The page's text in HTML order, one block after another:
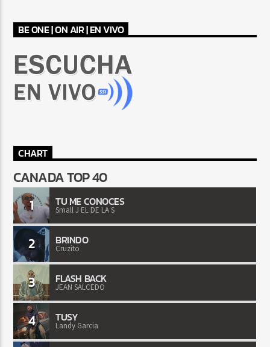
BE ONE | ON AIR | EN VIVO
CHART
CANADA TOP 40
1 TU ME CONOCES
Small J EL DE LA S
2 BRINDO
Cruzito
3 FLASH BACK
JEAN SALCEDO
4 TUSY
Landy Garcia